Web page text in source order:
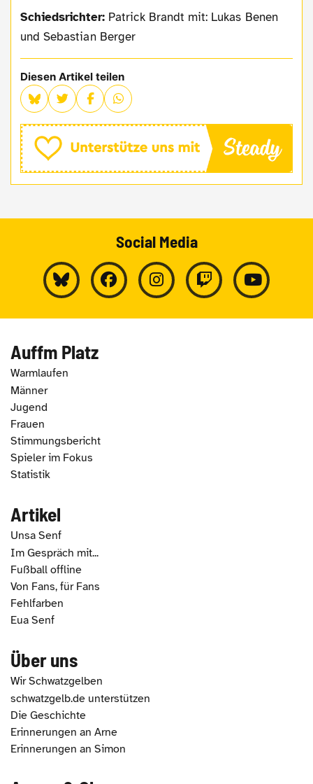
Schiedsrichter:Patrick Brandt mit: Lukas Benen
und Sebastian Berger
Diesen Artikel teilen
Social Media
Auffm Platz
Warmlaufen
Männer
Jugend
Frauen
Stimmungsbericht
Spieler im Fokus
Statistik
Artikel
Unsa Senf
Im Gespräch mit...
Fußball offline
Von Fans, für Fans
Fehlfarben
Eua Senf
Über uns
Wir Schwatzgelben
schwatzgelb.de unterstützen
Die Geschichte
Erinnerungen an Arne
Erinnerungen an Simon